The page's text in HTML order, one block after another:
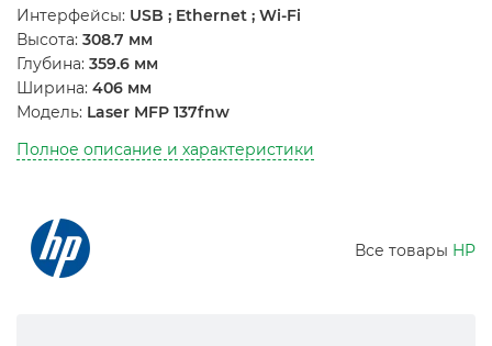
Интерфейсы: USB ; Ethernet ; Wi-Fi
Высота: 308.7 мм
Глубина: 359.6 мм
Ширина: 406 мм
Модель: Laser MFP 137fnw
Полное описание и характеристики
Все товары HP